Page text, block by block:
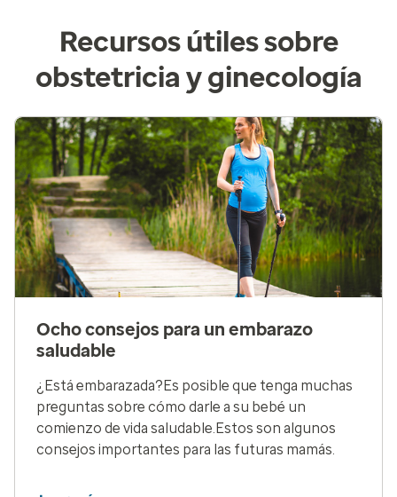
Recursos útiles sobre
obstetricia y ginecología
Ocho consejos para un embarazo
saludable
¿Está embarazada?Es posible que tenga muchas
preguntas sobre cómo darle a su bebé un
comienzo de vida saludable.Estos son algunos
consejos importantes para las futuras mamás.